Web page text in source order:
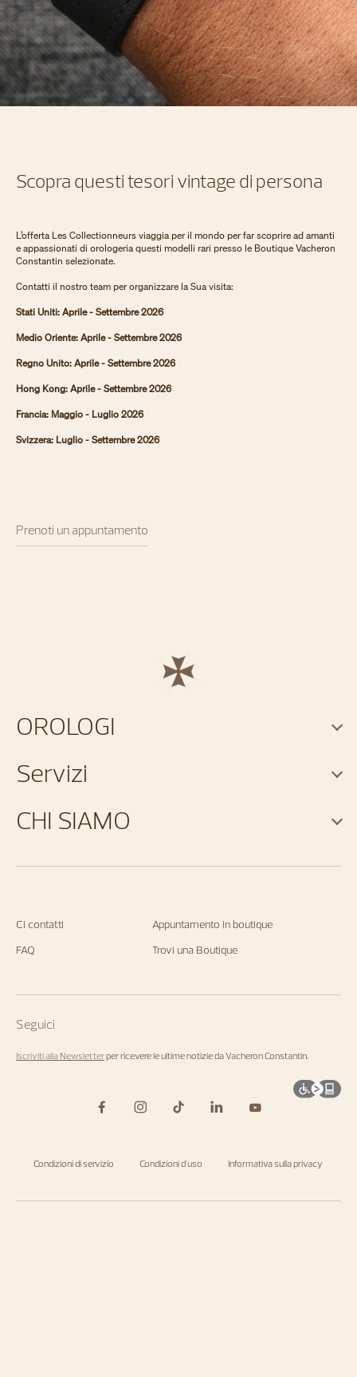
Scopra questi tesori vintage di persona
L’offerta Les Collectionneurs viaggia per il mondo per far scoprire ad amanti
e appassionati di orologeria questi modelli rari presso le Boutique Vacheron
Constantin selezionate.
Contatti il nostro team per organizzare la Sua visita:
Stati Uniti: Aprile - Settembre 2026
Medio Oriente: Aprile - Settembre 2026
Regno Unito: Aprile - Settembre 2026
Hong Kong: Aprile - Settembre 2026
Francia: Maggio - Luglio 2026
Svizzera: Luglio - Settembre 2026
Prenoti un appuntamento
Ci contatti
Appuntamento in boutique
FAQ
Trovi una Boutique
Seguici
Iscriviti alla Newsletterper ricevere le ultime notizie da Vacheron Constantin.
OROLOGI
Servizi
CHI SIAMO
Condizioni di servizio Condizioni d'uso Informativa sulla privacy